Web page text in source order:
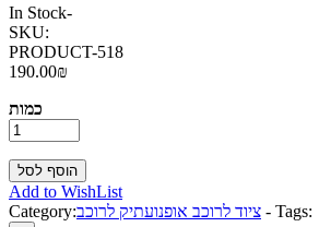
In Stock-
SKU:
PRODUCT-518
190.00₪
כמות
Add to WishList
Category:
ציוד לרוכב אופנועתיק לרוכב - Tags: